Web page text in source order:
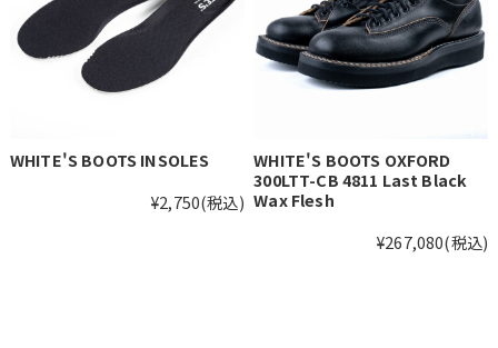
WHITE'S BOOTS INSOLES
¥2,750(税込)
WHITE'S BOOTS OXFORD
300LTT-CB 4811 Last Black
Wax Flesh
¥267,080(税込)